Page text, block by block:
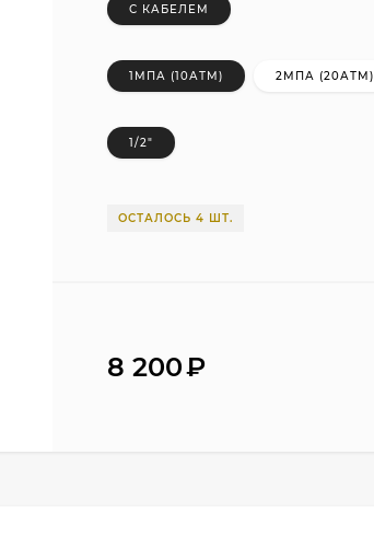
С КАБЕЛЕМ
1МПА (10АТМ) 2МПА (20АТМ)
1/2"
ОСТАЛОСЬ 4 ШТ.
8 200₽